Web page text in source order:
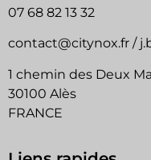
07 68 82 13 32
contact@citynox.fr /
1 chemin des Deux
30100 Alès
FRANCE